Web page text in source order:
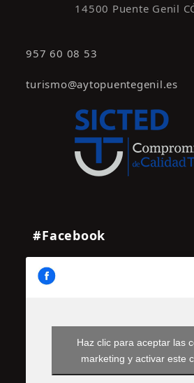
14500 Puente Genil
957 60 08 53
turismo@aytopuentegenil.es
#Facebook
Haz clic para aceptar las
marketing y activar este